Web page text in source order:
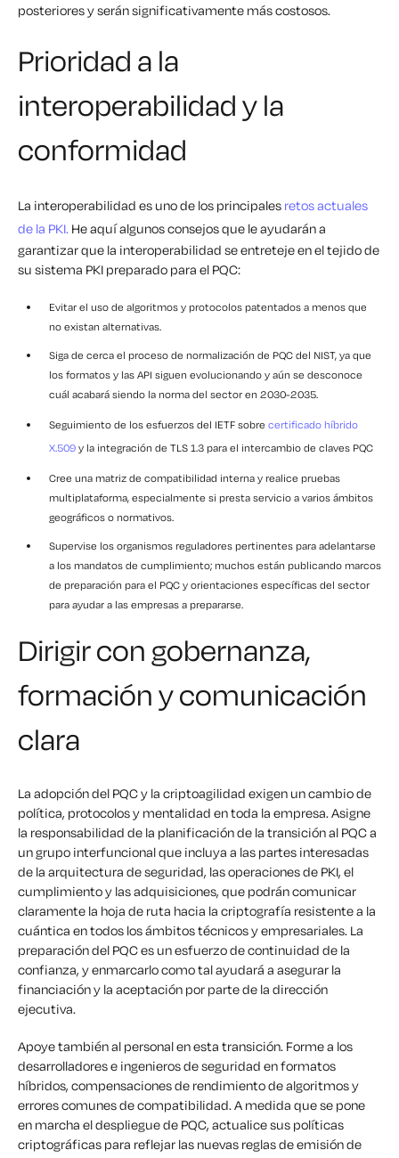
posteriores y serán significativamente más costosos.
Prioridad a la
interoperabilidad y la
conformidad
La interoperabilidad es uno de los principales retos actuales
de la PKI. He aquí algunos consejos que le ayudarán a
garantizar que la interoperabilidad se entreteje en el tejido de
su sistema PKI preparado para el PQC:
Evitar el uso de algoritmos y protocolos patentados a menos que
no existan alternativas.
Siga de cerca el proceso de normalización de PQC del NIST, ya que
los formatos y las API siguen evolucionando y aún se desconoce
cuál acabará siendo la norma del sector en 2030-2035.
Seguimiento de los esfuerzos del IETF sobre certificado híbrido
X.509 y la integración de TLS 1.3 para el intercambio de claves PQC
Cree una matriz de compatibilidad interna y realice pruebas
multiplataforma, especialmente si presta servicio a varios ámbitos
geográficos o normativos.
Supervise los organismos reguladores pertinentes para adelantarse
a los mandatos de cumplimiento; muchos están publicando marcos
de preparación para el PQC y orientaciones específicas del sector
para ayudar a las empresas a prepararse.
Dirigir con gobernanza,
formación y comunicación
clara
La adopción del PQC y la criptoagilidad exigen un cambio de
política, protocolos y mentalidad en toda la empresa. Asigne
la responsabilidad de la planificación de la transición al PQC a
un grupo interfuncional que incluya a las partes interesadas
de la arquitectura de seguridad, las operaciones de PKI, el
cumplimiento y las adquisiciones, que podrán comunicar
claramente la hoja de ruta hacia la criptografía resistente a la
cuántica en todos los ámbitos técnicos y empresariales. La
preparación del PQC es un esfuerzo de continuidad de la
confianza, y enmarcarlo como tal ayudará a asegurar la
financiación y la aceptación por parte de la dirección
ejecutiva.
Apoye también al personal en esta transición. Forme a los
desarrolladores e ingenieros de seguridad en formatos
híbridos, compensaciones de rendimiento de algoritmos y
errores comunes de compatibilidad. A medida que se pone
en marcha el despliegue de PQC, actualice sus políticas
criptográficas para reflejar las nuevas reglas de emisión de